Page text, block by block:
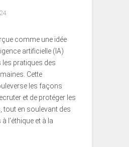
comme une idée
artificielle (IA)
les pratiques des
Cette
les façons
et de protéger les
tout en soulevant des
l’éthique et à la